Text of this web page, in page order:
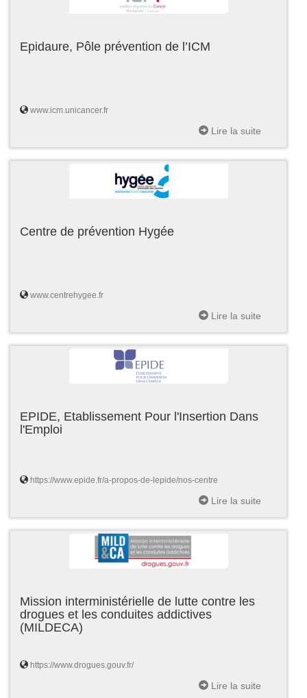
Epidaure, Pôle prévention de l’ICM
www.icm.unicancer.fr
Lire la suite
Centre de prévention Hygée
www.centrehygee.fr
Lire la suite
EPIDE, Etablissement Pour l'Insertion Dans
l'Emploi
https://www.epide.fr/a-propos-de-lepide/nos-centre
Lire la suite
Mission interministérielle de lutte contre les
drogues et les conduites addictives
(MILDECA)
https://www.drogues.gouv.fr/
Lire la suite